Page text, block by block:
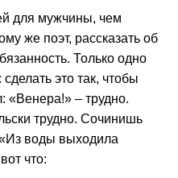
для мужчины, чем
же поэт, рассказать об
Только одно
это так, чтобы
«Венера!» – трудно.
трудно. Сочинишь
воды выходила
что: